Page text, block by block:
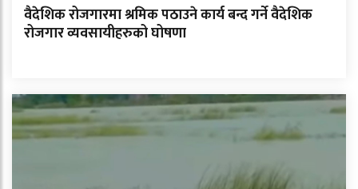
वैदेशिक रोजगारमा श्रमिक पठाउने कार्य बन्द गर्ने वैदेशिक
रोजगार व्यवसायीहरुको घोषणा